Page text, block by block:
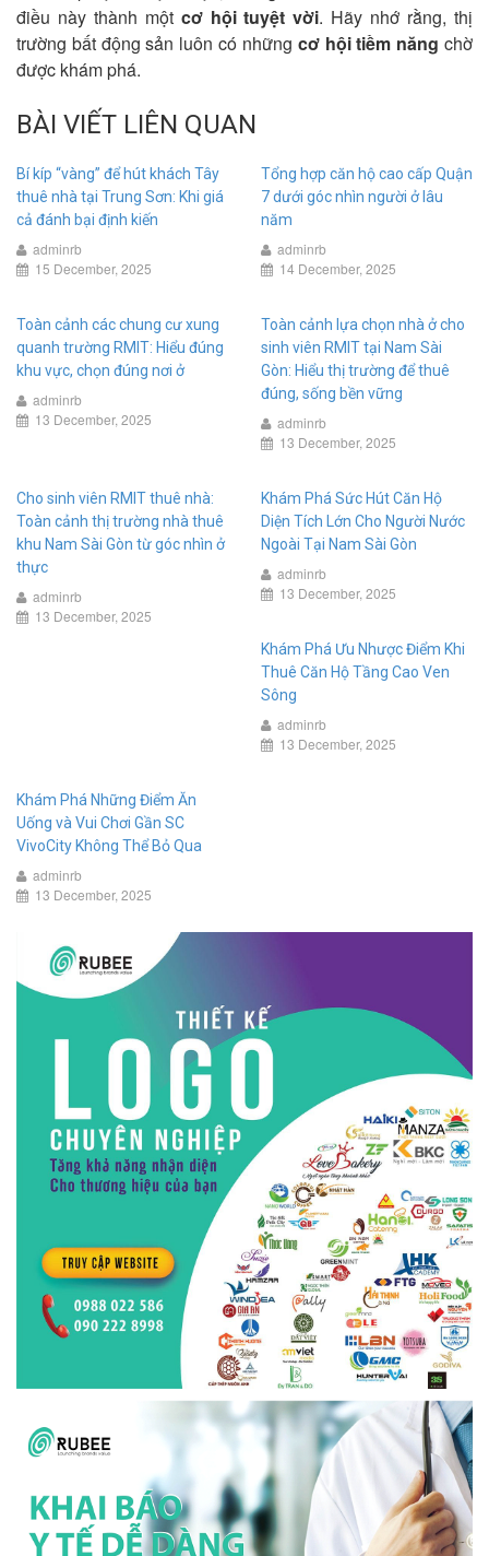
điều này thành một cơ hội tuyệt vời. Hãy nhớ rằng, thị
trường bất động sản luôn có những cơ hội tiềm năng chờ
được khám phá.
BÀI VIẾT LIÊN QUAN
Bí kíp “vàng” để hút khách Tây
thuê nhà tại Trung Sơn: Khi giá
cả đánh bại định kiến
adminrb
15 December, 2025
Tổng hợp căn hộ cao cấp Quận
7 dưới góc nhìn người ở lâu
năm
adminrb
14 December, 2025
Toàn cảnh các chung cư xung
quanh trường RMIT: Hiểu đúng
khu vực, chọn đúng nơi ở
adminrb
13 December, 2025
Toàn cảnh lựa chọn nhà ở cho
sinh viên RMIT tại Nam Sài
Gòn: Hiểu thị trường để thuê
đúng, sống bền vững
adminrb
13 December, 2025
Cho sinh viên RMIT thuê nhà:
Toàn cảnh thị trường nhà thuê
khu Nam Sài Gòn từ góc nhìn ở
thực
adminrb
13 December, 2025
Khám Phá Sức Hút Căn Hộ
Diện Tích Lớn Cho Người Nước
Ngoài Tại Nam Sài Gòn
adminrb
13 December, 2025
Khám Phá Ưu Nhược Điểm Khi
Thuê Căn Hộ Tầng Cao Ven
Sông
adminrb
13 December, 2025
Khám Phá Những Điểm Ăn
Uống và Vui Chơi Gần SC
VivoCity Không Thể Bỏ Qua
adminrb
13 December, 2025